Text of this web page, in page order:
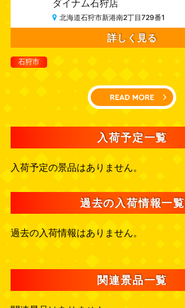
ダイナム石狩店
北海道石狩市新港南2丁目729番1
詳しく見る
石狩市
入荷予定一覧
入荷予定の景品はありません。
過去の入荷情報一覧
過去の入荷情報はありません。
関連景品一覧